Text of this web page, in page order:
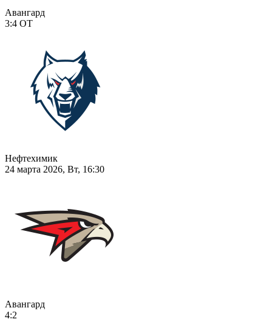
Авангард
3:4 ОТ
Нефтехимик
24 марта 2026, Вт, 16:30
Авангард
4:2